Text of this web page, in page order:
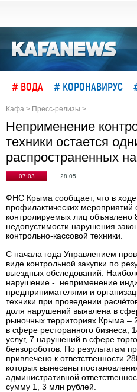
# ВОДА # КОРОНАВИРУС
Кафа > Пресс-релизы >
Неприменение
техники остается
распространенных
07:03 28.05
ФНС Крыма сообщает, что в
профилактических мероприятий
контролируемых лиц объявлено
недопустимости нарушения
контрольно-кассовой техники.
С начала года Управлением
виде контрольной закупки по
выездных обследований.
нарушение - неприменение
предпринимателями и
техники при проведении
доля нарушений выявлена в
рыночных территориях Крыма –
в сфере ресторанного бизнеса,
услуг, 7 нарушений в сфере
бензороботов. По результатам
привлечено к ответственности
которых вынесены
административной
сумму 1, 3 млн рублей.